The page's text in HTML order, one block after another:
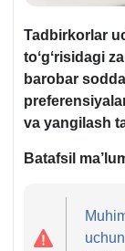
Tadbirkorlar
toʻgʻrisidagi
barobar
va yangilash
Batafsil